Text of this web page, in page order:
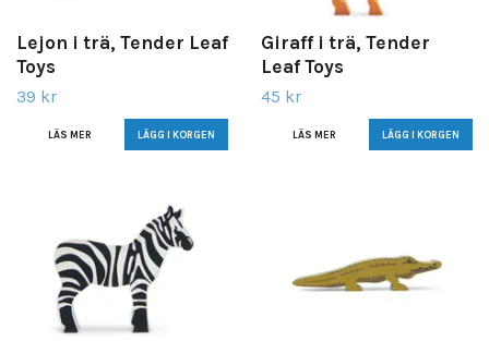
Lejon i trä, Tender Leaf
Toys
39 kr
LÄS MER
Giraff i trä, Tender
Leaf Toys
45 kr
LÄS MER